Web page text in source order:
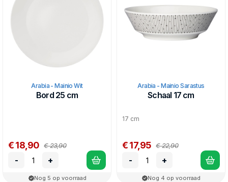
Arabia - Mainio Wit
Bord 25 cm
€ 18,90 € 23,90
- +
Nog 5 op voorraad
Arabia - Mainio Sarastus
Schaal 17 cm
17 cm
€ 17,95 € 22,90
- +
Nog 4 op voorraad